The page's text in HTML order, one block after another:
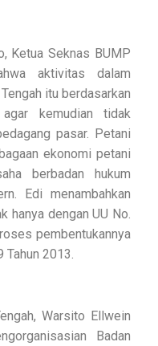
Ketua Seknas BUMP
aktivitas dalam
itu berdasarkan
kemudian tidak
pasar. Petani
ekonomi petani
berbadan hukum
Edi menambahkan
hanya dengan UU No.
pembentukannya
2013.
Warsito Ellwein
Badan